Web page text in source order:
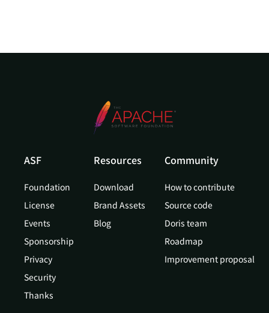
ASF
Foundation
License
Events
Sponsorship
Privacy
Security
Thanks
Resources
Download
Brand Assets
Blog
Community
How to contribute
Source code
Doris team
Roadmap
Improvement proposal